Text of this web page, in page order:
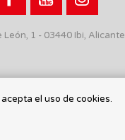
León, 1 - 03440 Ibi, Alicante
el uso de cookies.